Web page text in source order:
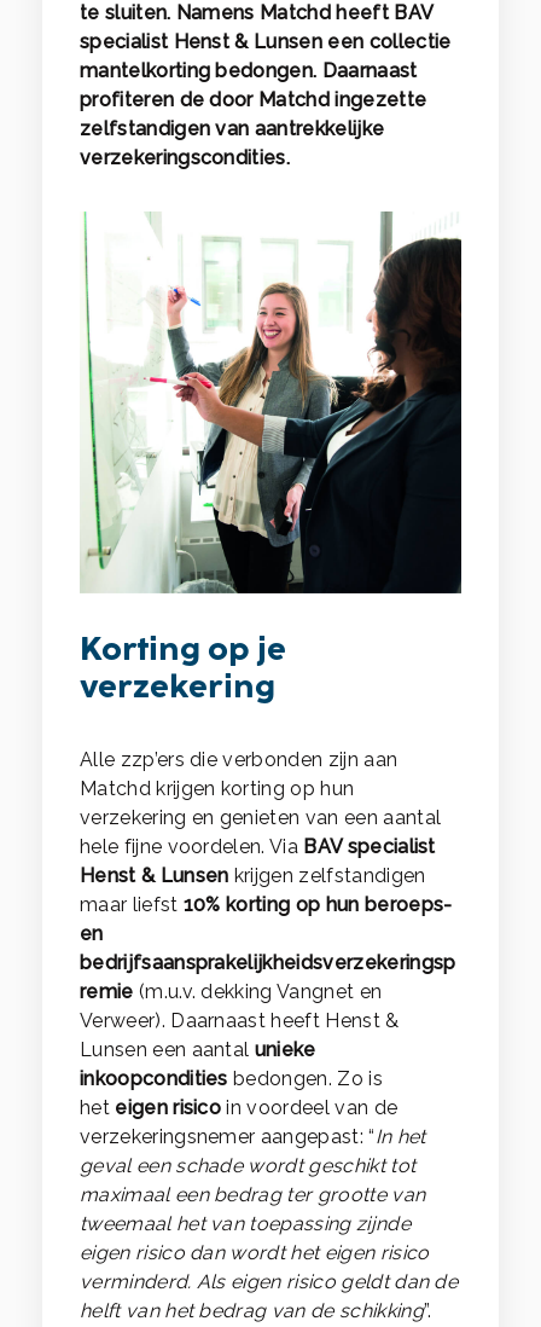
te sluiten. Namens Matchd heeft BAV
specialist Henst & Lunsen een collectie
mantelkorting bedongen. Daarnaast
profiteren de door Matchd ingezette
zelfstandigen van aantrekkelijke
verzekeringscondities.
Korting op je
verzekering
Alle zzp’ers die verbonden zijn aan
Matchd krijgen korting op hun
verzekering en genieten van een aantal
hele fijne voordelen. Via BAV specialist
Henst & Lunsen krijgen zelfstandigen
maar liefst 10% korting op hun beroeps-
en
bedrijfsaansprakelijkheidsverzekeringsp
remie (m.u.v. dekking Vangnet en
Verweer). Daarnaast heeft Henst &
Lunsen een aantal unieke
inkoopcondities bedongen. Zo is
het eigen risico in voordeel van de
verzekeringsnemer aangepast: “In het
geval een schade wordt geschikt tot
maximaal een bedrag ter grootte van
tweemaal het van toepassing zijnde
eigen risico dan wordt het eigen risico
verminderd. Als eigen risico geldt dan de
helft van het bedrag van de schikking”.